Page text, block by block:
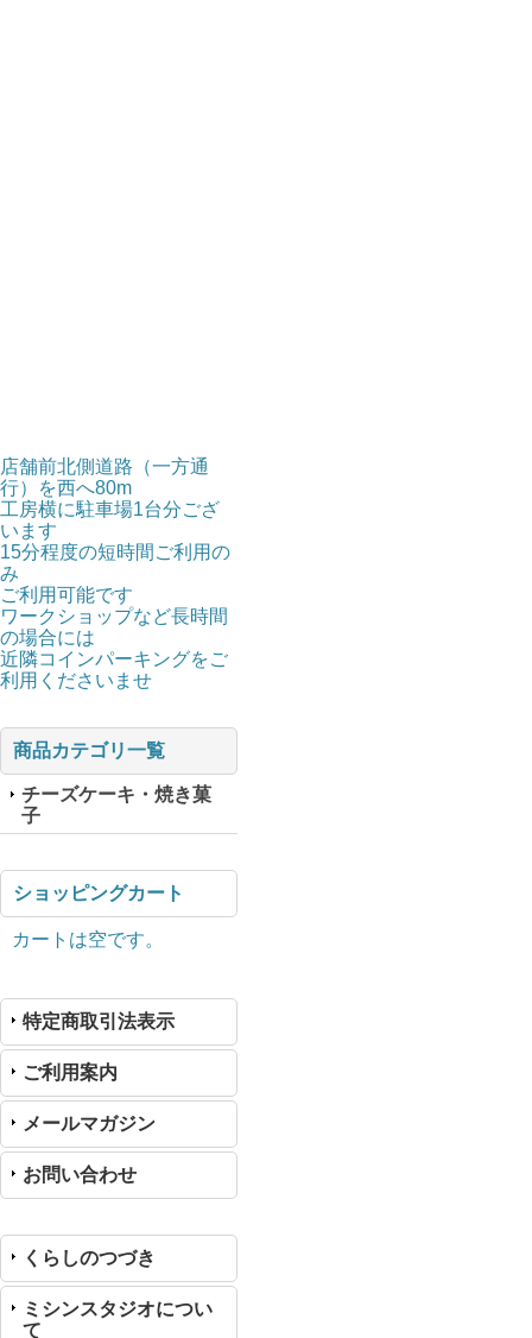
店舗前北側道路（一方通
行）を西へ80m
工房横に駐車場1台分ござ
います
15分程度の短時間ご利用の
み
ご利用可能です
ワークショップなど長時間
の場合には
近隣コインパーキングをご
利用くださいませ
商品カテゴリ一覧
チーズケーキ・焼き菓
子
ショッピングカート
カートは空です。
特定商取引法表示
ご利用案内
メールマガジン
お問い合わせ
くらしのつづき
ミシンスタジオについ
て